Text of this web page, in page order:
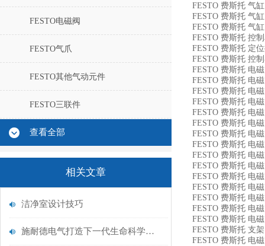
FESTO电磁阀
FESTO气爪
FESTO其他气动元件
FESTO三联件
查看全部
相关文章
洁净室设计技巧
施耐德电气打造下一代生命科学行业
FESTO 费斯托 气
FESTO 费斯托 气
FESTO 费斯托 气
FESTO 费斯托 控
FESTO 费斯托 定
FESTO 费斯托 控
FESTO 费斯托 电
FESTO 费斯托 电
FESTO 费斯托 电
FESTO 费斯托 电
FESTO 费斯托 电
FESTO 费斯托 电
FESTO 费斯托 电
FESTO 费斯托 电
FESTO 费斯托 电
FESTO 费斯托 电
FESTO 费斯托 电
FESTO 费斯托 电
FESTO 费斯托 电
FESTO 费斯托 电
FESTO 费斯托 电
FESTO 费斯托 支
FESTO 费斯托 电